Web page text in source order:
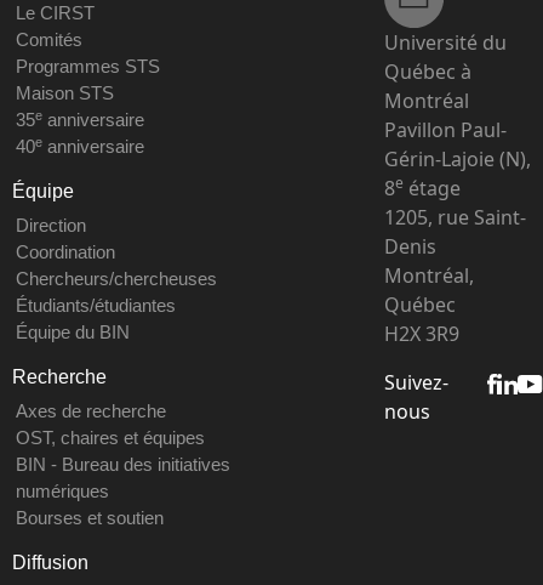
Le CIRST
Comités
Programmes STS
Maison STS
35eanniversaire
40eanniversaire
Équipe
Direction
Coordination
Chercheurs/chercheuses
Étudiants/étudiantes
Équipe du BIN
Recherche
Axes de recherche
OST, chaires et équipes
BIN - Bureau des initiatives
numériques
Bourses et soutien
Diffusion
Université du
Québec à
Montréal
Pavillon Paul-
Gérin-Lajoie (N),
8e étage
1205, rue Saint-
Denis
Montréal,
Québec
H2X 3R9
Suivez-
nous